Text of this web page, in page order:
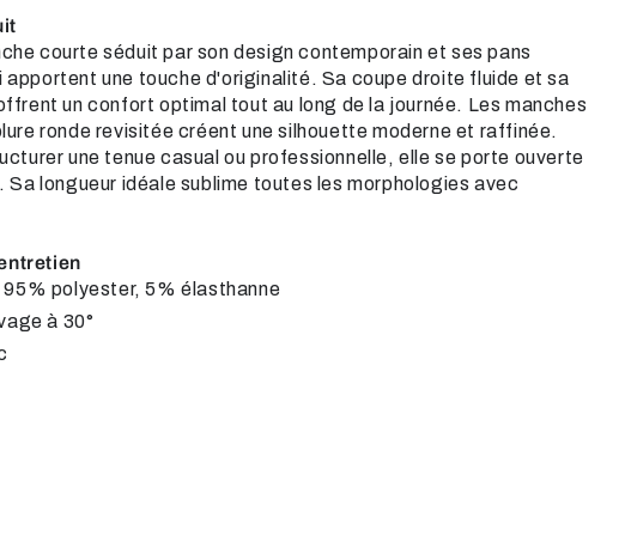
courte séduit par son design contemporain et ses pans
apportent une touche d'originalité. Sa coupe droite fluide et sa
un confort optimal tout au long de la journée. Les manches
ronde revisitée créent une silhouette moderne et raffinée.
une tenue casual ou professionnelle, elle se porte ouverte
Sa longueur idéale sublime toutes les morphologies avec
polyester, 5% élasthanne
à 30°